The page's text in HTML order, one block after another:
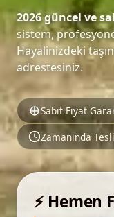
2026 güncel ve
sistem,
Hayalinizdeki
adrestesiniz.
Sabit Fiyat
Zamanında
⚡ Hemen